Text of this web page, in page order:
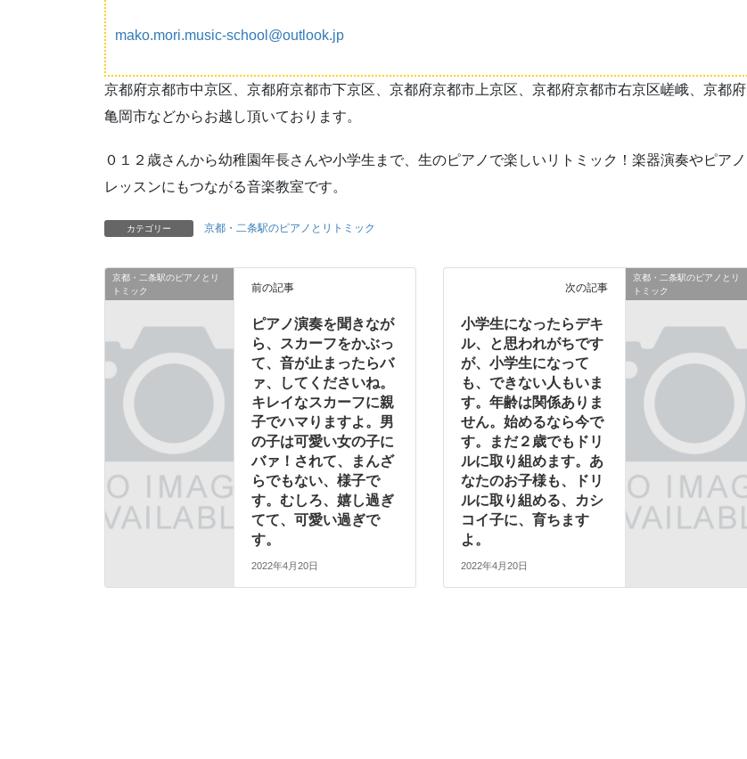
mako.mori.music-school@outlook.jp
京都府京都市中京区、京都府京都市下京区、京都府京都市上京区、京都府京都市右京区嵯峨、京都府
亀岡市などからお越し頂いております。
０１２歳さんから幼稚園年長さんや小学生まで、生のピアノで楽しいリトミック！楽器演奏やピアノ
レッスンにもつながる音楽教室です。
カテゴリー 京都・二条駅のピアノとリトミック
京都・二条駅のピアノとリ
トミック
前の記事
ピアノ演奏を聞きなが
ら、スカーフをかぶっ
て、音が止まったらバ
ァ、してくださいね。
キレイなスカーフに親
子でハマりますよ。男
の子は可愛い女の子に
バァ！されて、まんざ
らでもない、様子で
す。むしろ、嬉し過ぎ
てて、可愛い過ぎで
す。
2022年4月20日
京都・二条駅のピアノとリ
トミック
次の記事
小学生になったらデキ
ル、と思われがちです
が、小学生になって
も、できない人もいま
す。年齢は関係ありま
せん。始めるなら今で
す。まだ２歳でもドリ
ルに取り組めます。あ
なたのお子様も、ドリ
ルに取り組める、カシ
コイ子に、育ちます
よ。
2022年4月20日